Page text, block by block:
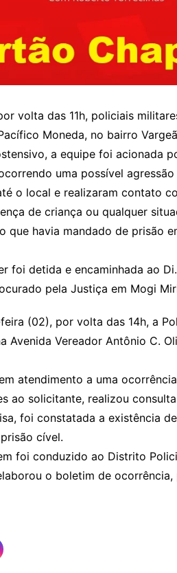
volta das 11h, policiais
Moneda, no bairro
a equipe foi acionada
uma possível
o local e realizaram contato
de criança ou qualquer
que havia mandado de prisão
foi detida e encaminhada ao
pela Justiça em Mogi
(02), por volta das 14h, a
Avenida Vereador Antônio C.
atendimento a uma
ao solicitante, realizou
foi constatada a existência
cível.
foi conduzido ao Distrito
o boletim de